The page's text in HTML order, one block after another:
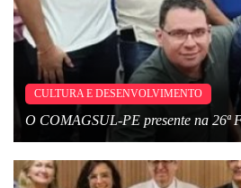
CULTURA E DESENVOLVIMENTO
O COMAGSUL-PE presente na 26ª